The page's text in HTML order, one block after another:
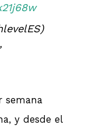
semana
y desde el